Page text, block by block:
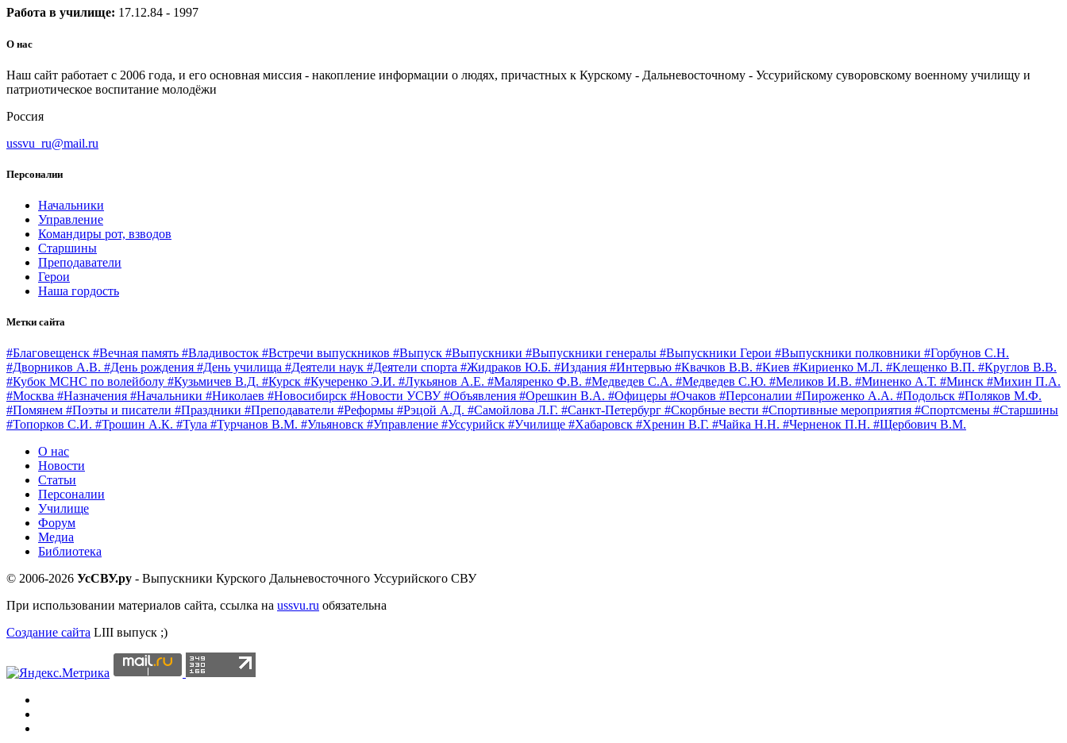
Работа в училище: 17.12.84 - 1997
О нас
Наш сайт работает с 2006 года, и его основная миссия - накопление информации о людях, причастных к Курскому - Дальневосточному - Уссурийскому суворовскому военному училищу и
патриотическое воспитание молодёжи
Россия
ussvu_ru@mail.ru
Персоналии
Начальники
Управление
Командиры рот, взводов
Старшины
Преподаватели
Герои
Наша гордость
Метки сайта
#Благовещенск #Вечная память #Владивосток #Встречи выпускников #Выпуск #Выпускники #Выпускники генералы #Выпускники Герои #Выпускники полковники #Горбунов С.Н.
#Дворников А.В. #День рождения #День училища #Деятели наук #Деятели спорта #Жидраков Ю.Б. #Издания #Интервью #Квачков В.В. #Киев #Кириенко М.Л. #Клещенко В.П. #Круглов В.В.
#Кубок МСНС по волейболу #Кузьмичев В.Д. #Курск #Кучеренко Э.И. #Лукьянов А.Е. #Маляренко Ф.В. #Медведев С.А. #Медведев С.Ю. #Меликов И.В. #Миненко А.Т. #Минск #Михин П.А.
#Москва #Назначения #Начальники #Николаев #Новосибирск #Новости УСВУ#Объявления #Орешкин В.А. #Офицеры #Очаков #Персоналии #Пироженко А.А. #Подольск #Поляков М.Ф.
#Помянем #Поэты и писатели #Праздники #Преподаватели #Реформы #Рэцой А.Д. #Самойлова Л.Г. #Санкт-Петербург #Скорбные вести #Спортивные мероприятия #Спортсмены #Старшины
#Топорков С.И. #Трошин А.К. #Тула #Турчанов В.М. #Ульяновск #Управление #Уссурийск #Училище #Хабаровск #Хренин В.Г. #Чайка Н.Н. #Черненок П.Н. #Щербович В.М.
О нас
Новости
Статьи
Персоналии
Училище
Форум
Медиа
Библиотека
© 2006-2026 УсСВУ.ру - Выпускники Курского Дальневосточного Уссурийского СВУ
При использовании материалов сайта, ссылка на ussvu.ru обязательна
Создание сайта LIII выпуск ;)